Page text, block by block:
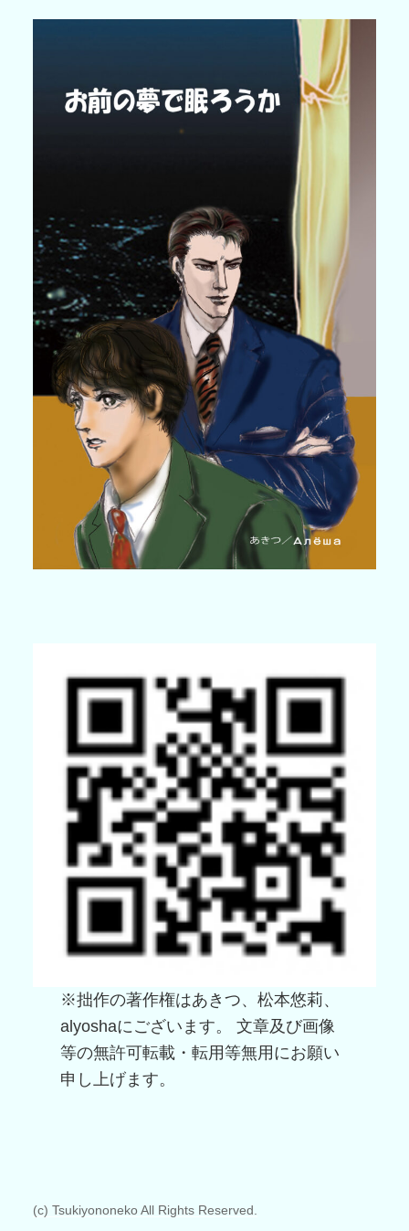
※拙作の著作権はあきつ、松本悠莉、
alyoshaにございます。 文章及び画像
等の無許可転載・転用等無用にお願い
申し上げます。
(c) Tsukiyononeko All Rights Reserved.